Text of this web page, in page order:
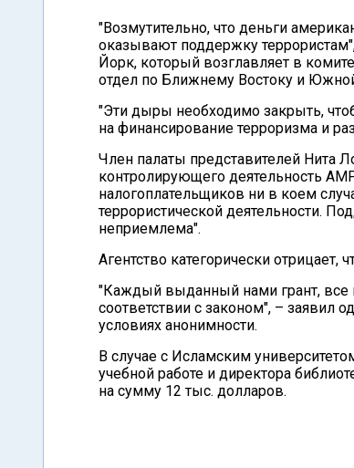
"Возмутительно, что деньги
оказывают поддержку
Йорк, который возглавляет в
отдел по Ближнему Востоку и
"Эти дыры необходимо закрыть,
на финансирование терроризма и
Член палаты представителей Нита
контролирующего деятельность
налогоплательщиков ни в коем
террористической деятельности.
неприемлема".
Агентство категорически
"Каждый выданный нами грант,
соответствии с законом", – заявил
условиях анонимности.
В случае с Исламским
учебной работе и директора
на сумму 12 тыс. долларов.